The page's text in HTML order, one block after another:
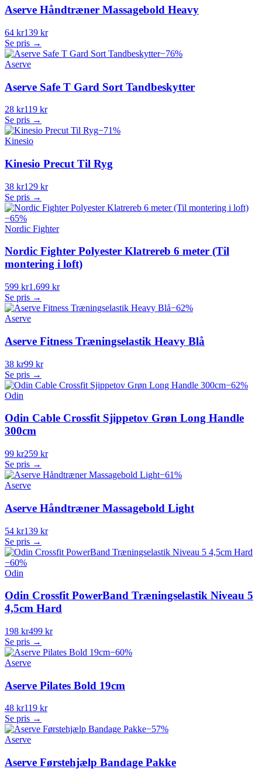
Aserve Håndtræner Massagebold Heavy
64 kr139 kr
Se pris →
−76%
Aserve
Aserve Safe T Gard Sort Tandbeskytter
28 kr119 kr
Se pris →
−71%
Kinesio
Kinesio Precut Til Ryg
38 kr129 kr
Se pris →
−65%
Nordic Fighter
Nordic Fighter Polyester Klatrereb 6 meter (Til
montering i loft)
599 kr1.699 kr
Se pris →
−62%
Aserve
Aserve Fitness Træningselastik Heavy Blå
38 kr99 kr
Se pris →
−62%
Odin
Odin Cable Crossfit Sjippetov Grøn Long Handle
300cm
99 kr259 kr
Se pris →
−61%
Aserve
Aserve Håndtræner Massagebold Light
54 kr139 kr
Se pris →
−60%
Odin
Odin Crossfit PowerBand Træningselastik Niveau 5
4,5cm Hard
198 kr499 kr
Se pris →
−60%
Aserve
Aserve Pilates Bold 19cm
48 kr119 kr
Se pris →
−57%
Aserve
Aserve Førstehjælp Bandage Pakke